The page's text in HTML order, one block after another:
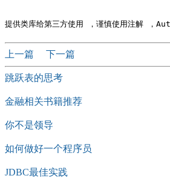
上一篇 下一篇
跳跃表的思考
金融相关书籍推荐
你不是领导
如何做好一个程序员
JDBC最佳实践